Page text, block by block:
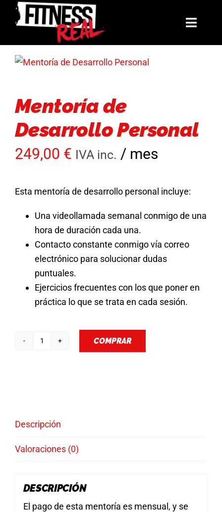
Saltar
Mentorías
Reto: El Arco de Invierno
Contacto
Acceder
Mentoría de
Desarrollo Personal
249,00 € IVA inc. / mes
Esta mentoría de desarrollo personal incluye:
Una videollamada semanal conmigo de una
hora de duración cada una.
Contacto constante conmigo vía correo
electrónico para solucionar dudas
puntuales.
Ejercicios frecuentes con los que poner en
práctica lo que se trata en cada sesión.
COMPRAR
Descripción
Valoraciones (0)
DESCRIPCIÓN
El pago de esta mentoría es mensual, y se